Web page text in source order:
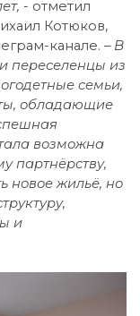
- отметил
Котюков,
канале. – В
переселенцы из
семьи,
обладающие
возможна
партнёрству,
новое жильё, но
и